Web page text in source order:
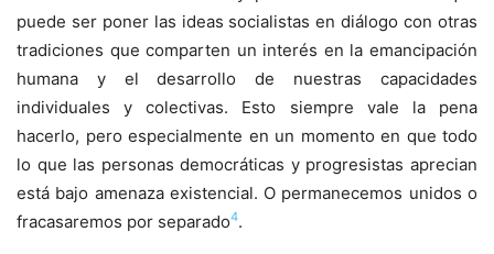
puede ser poner las ideas socialistas en diálogo con otras
tradiciones que comparten un interés en la emancipación
humana y el desarrollo de nuestras capacidades
individuales y colectivas. Esto siempre vale la pena
hacerlo, pero especialmente en un momento en que todo
lo que las personas democráticas y progresistas aprecian
está bajo amenaza existencial. O permanecemos unidos o
fracasaremos por separado4.